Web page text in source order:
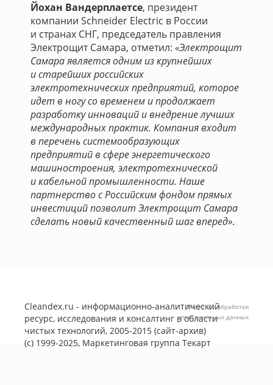
Йохан Вандерплаетсе, президент
компании Schneider Electric в России
и странах СНГ, председатель правления
Электрощит Самара, отметил: «Электрощит
Самара является одним из крупнейших
и старейших российских
электротехнических предприятий, которое
идет в ногу со временем и продолжает
разработку инноваций и внедрение лучших
международных практик. Компания входит
в перечень системообразующих
предприятий в сфере энергетического
машиностроения, электротехнической
и кабельной промышленности. Наше
партнерство с Российским фондом прямых
инвестиций позволит Электрощит Самара
сделать новый качественный шаг вперед».
Cleandex.ru - информационно-аналитический
ресурс, исследования и консалтинг в области
чистых технологий, 2005-2015 (сайт-архив)
(с) 1999-2025, Маркетинговая группа Текарт
Политика обработки
персональных данных